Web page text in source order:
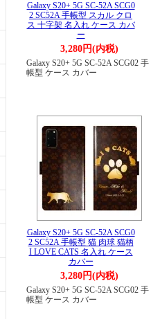
Galaxy S20+ 5G SC-52A SCG0
2 SC52A 手帳型 スカル クロ
ス 十字架 名入れ ケース カバ
ー
3,280円(内税)
Galaxy S20+ 5G SC-52A SCG02 手
帳型 ケース カバー
Galaxy S20+ 5G SC-52A SCG0
2 SC52A 手帳型 猫 肉球 猫柄
I LOVE CATS 名入れ ケース
カバー
3,280円(内税)
Galaxy S20+ 5G SC-52A SCG02 手
帳型 ケース カバー